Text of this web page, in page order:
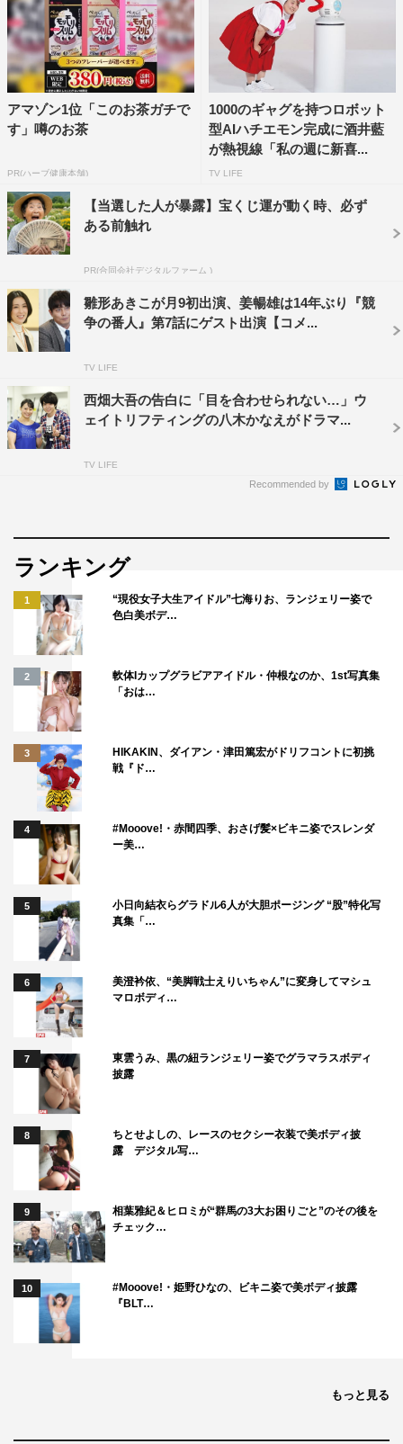
深0・25よりカンテレにて放送予定。
アマゾン1位「このお茶ガチで
す」噂のお茶
PR(ハーブ健康本舗)
1000のギャグを持つロボット
型AIハチエモン完成に酒井藍
が熱視線「私の週に新喜...
TV LIFE
【当選した人が暴露】宝くじ運が動く時、必ず
ある前触れ
PR(合同会社デジタルファーム )
雛形あきこが月9初出演、姜暢雄は14年ぶり『競
争の番人』第7話にゲスト出演【コメ...
TV LIFE
西畑大吾の告白に「目を合わせられない…」ウ
ェイトリフティングの八木かなえがドラマ...
TV LIFE
Recommended by
ランキング
1
“現役女子大生アイドル”七海りお、ランジェリー姿で
色白美ボデ…
2
軟体Iカップグラビアアイドル・仲根なのか、1st写真集
「おは…
3
HIKAKIN、ダイアン・津田篤宏がドリフコントに初挑
戦『ド…
4
#Mooove!・赤間四季、おさげ髪×ビキニ姿でスレンダ
ー美…
5
小日向結衣らグラドル6人が大胆ポージング “股”特化写
真集「…
6
美澄衿依、“美脚戦士えりいちゃん”に変身してマシュ
マロボディ…
7
東雲うみ、黒の紐ランジェリー姿でグラマラスボディ
披露
8
ちとせよしの、レースのセクシー衣装で美ボディ披
露 デジタル写…
9
相葉雅紀＆ヒロミが“群馬の3大お困りごと”のその後を
チェック…
10
#Mooove!・姫野ひなの、ビキニ姿で美ボディ披露
『BLT…
もっと見る